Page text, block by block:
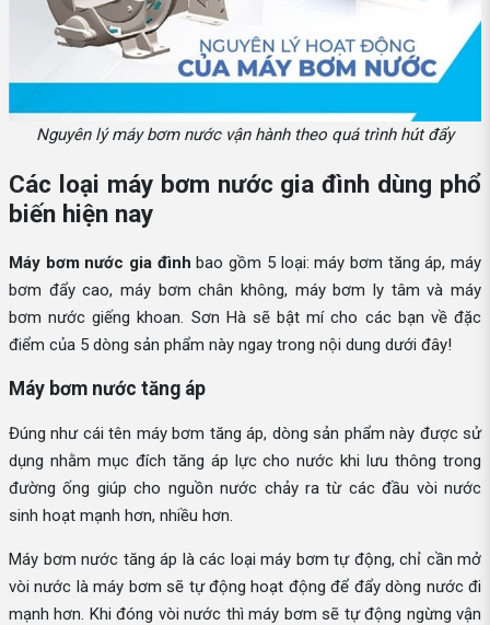
Nguyên lý máy bơm nước vận hành theo quá trình hút đẩy
Các loại máy bơm nước gia đình dùng phổ
biến hiện nay
Máy bơm nước gia đình bao gồm 5 loại: máy bơm tăng áp, máy
bơm đẩy cao, máy bơm chân không, máy bơm ly tâm và máy
bơm nước giếng khoan. Sơn Hà sẽ bật mí cho các bạn về đặc
điểm của 5 dòng sản phẩm này ngay trong nội dung dưới đây!
Máy bơm nước tăng áp
Đúng như cái tên máy bơm tăng áp, dòng sản phẩm này được sử
dụng nhằm mục đích tăng áp lực cho nước khi lưu thông trong
đường ống giúp cho nguồn nước chảy ra từ các đầu vòi nước
sinh hoạt mạnh hơn, nhiều hơn.
Máy bơm nước tăng áp là các loại máy bơm tự động, chỉ cần mở
vòi nước là máy bơm sẽ tự động hoạt động để đẩy dòng nước đi
mạnh hơn. Khi đóng vòi nước thì máy bơm sẽ tự động ngừng vận